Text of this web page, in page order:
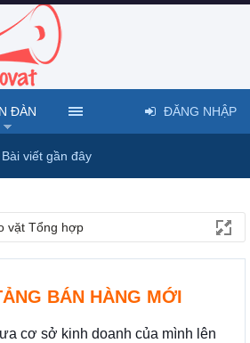
vặt Tổng hợp
BÁN HÀNG MỚI
cơ sở kinh doanh của mình lên
ĐÀN
Bài viết gần đây
ĐĂNG NHẬP